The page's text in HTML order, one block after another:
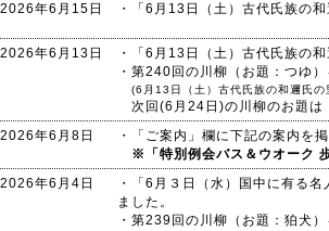
2026年6月15日
・「6月13日（土）古代氏族の
2026年6月13日
・「6月13日（土）古代氏族の
・第240回の川柳（お題：つゆ）
(6月13日（土）古代氏族の和邇氏の
次回(6月24日)の川柳のお題は
2026年6月8日
・「ご案内」欄に下記の案内を
※「特別例会バス＆ウオーク
2026年6月4日
・「6月３日（水）国中に有る
ました。
・第239回の川柳（お題：狛犬）